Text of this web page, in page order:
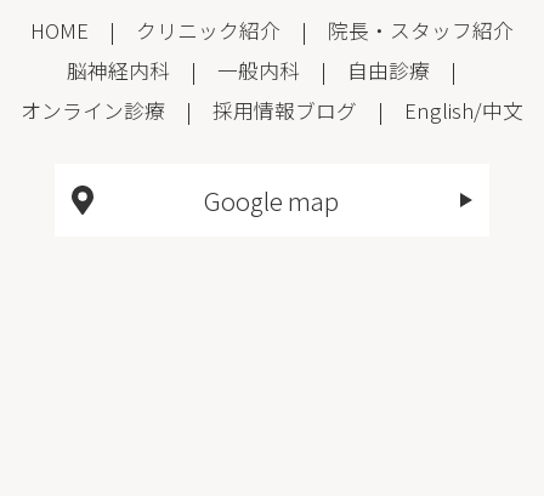
HOME | クリニック紹介 | 院長・スタッフ紹介
脳神経内科 | 一般内科 | 自由診療 |
オンライン診療 | 採用情報ブログ | English/中文
Google map